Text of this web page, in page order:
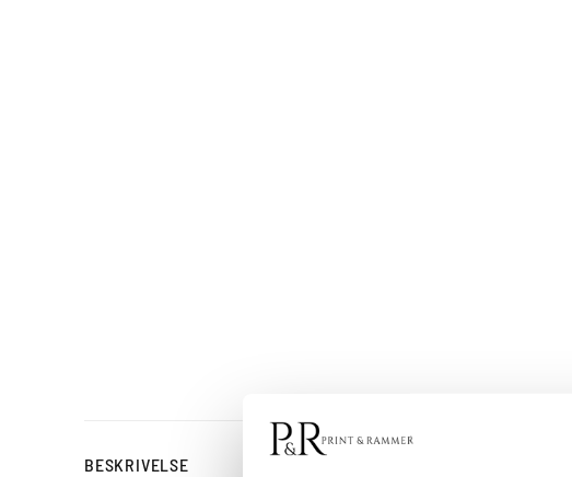
BESKRIVELSE
The Woman With The Glass of